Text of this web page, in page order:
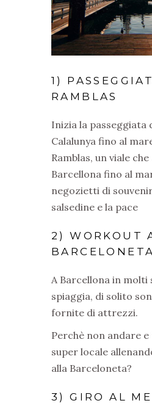
1)
RAMBLAS
Inizia la passeggiata
Calalunya fino al
Ramblas, un viale
Barcellona fino al
negozietti di
salsedine e la pace
2) WORKOUT
BARCELONETA
A Barcellona in molti
spiaggia, di solito
fornite di attrezzi.
Perchè non andare
super locale
alla Barceloneta?
3) GIRO AL